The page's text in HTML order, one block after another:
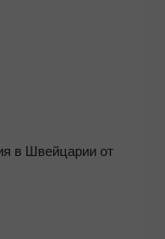
в Швейцарии от